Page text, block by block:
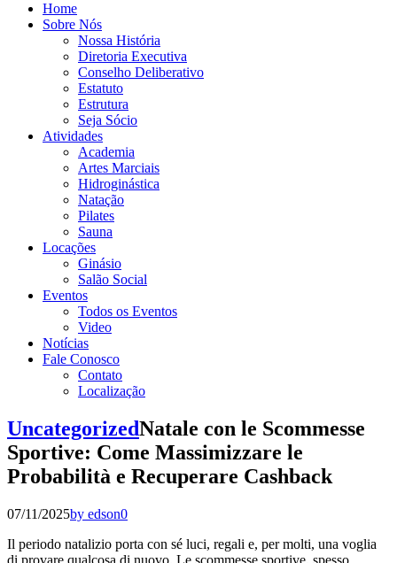
Home
Sobre Nós
Nossa História
Diretoria Executiva
Conselho Deliberativo
Estatuto
Estrutura
Seja Sócio
Atividades
Academia
Artes Marciais
Hidroginástica
Natação
Pilates
Sauna
Locações
Ginásio
Salão Social
Eventos
Todos os Eventos
Video
Notícias
Fale Conosco
Contato
Localização
UncategorizedNatale con le Scommesse
Sportive: Come Massimizzare le
Probabilità e Recuperare Cashback
07/11/2025by edson0
Il periodo natalizio porta con sé luci, regali e, per molti, una voglia
di provare qualcosa di nuovo. Le scommesse sportive, spesso